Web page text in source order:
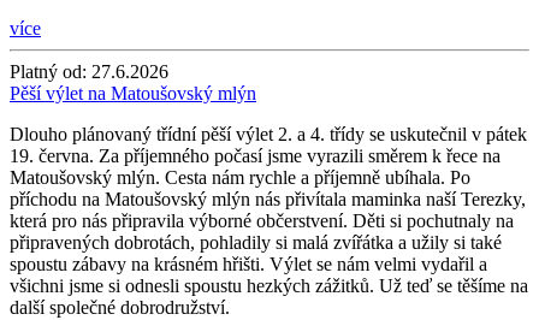
více
Platný od: 27.6.2026
Pěší výlet na Matoušovský mlýn
Dlouho plánovaný třídní pěší výlet 2. a 4. třídy se uskutečnil v pátek
19. června. Za příjemného počasí jsme vyrazili směrem k řece na
Matoušovský mlýn. Cesta nám rychle a příjemně ubíhala. Po
příchodu na Matoušovský mlýn nás přivítala maminka naší Terezky,
která pro nás připravila výborné občerstvení. Děti si pochutnaly na
připravených dobrotách, pohladily si malá zvířátka a užily si také
spoustu zábavy na krásném hřišti. Výlet se nám velmi vydařil a
všichni jsme si odnesli spoustu hezkých zážitků. Už teď se těšíme na
další společné dobrodružství.